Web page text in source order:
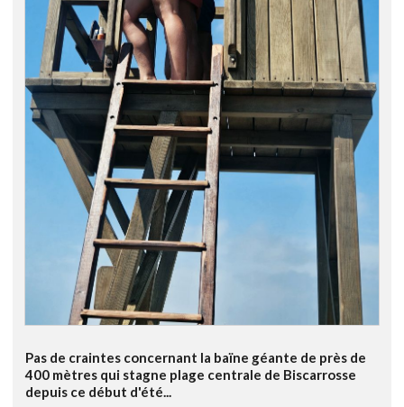
Pas de craintes concernant la baïne géante de près de
400 mètres qui stagne plage centrale de Biscarrosse
depuis ce début d'été...